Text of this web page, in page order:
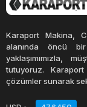
Çalışma
ürünü yerinde
Güvenilir
güvenilir
Karaport Makina,
alanında öncü
yaklaşımımızla,
tutuyoruz.
çözümler sunarak